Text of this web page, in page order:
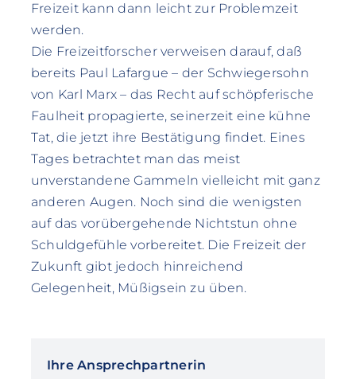
Freizeit kann dann leicht zur Problemzeit
werden.
Die Freizeitforscher verweisen darauf, daß
bereits Paul Lafargue – der Schwiegersohn
von Karl Marx – das Recht auf schöpferische
Faulheit propagierte, seinerzeit eine kühne
Tat, die jetzt ihre Bestätigung findet. Eines
Tages betrachtet man das meist
unverstandene Gammeln vielleicht mit ganz
anderen Augen. Noch sind die wenigsten
auf das vorübergehende Nichtstun ohne
Schuldgefühle vorbereitet. Die Freizeit der
Zukunft gibt jedoch hinreichend
Gelegenheit, Müßigsein zu üben.
Ihre Ansprechpartnerin